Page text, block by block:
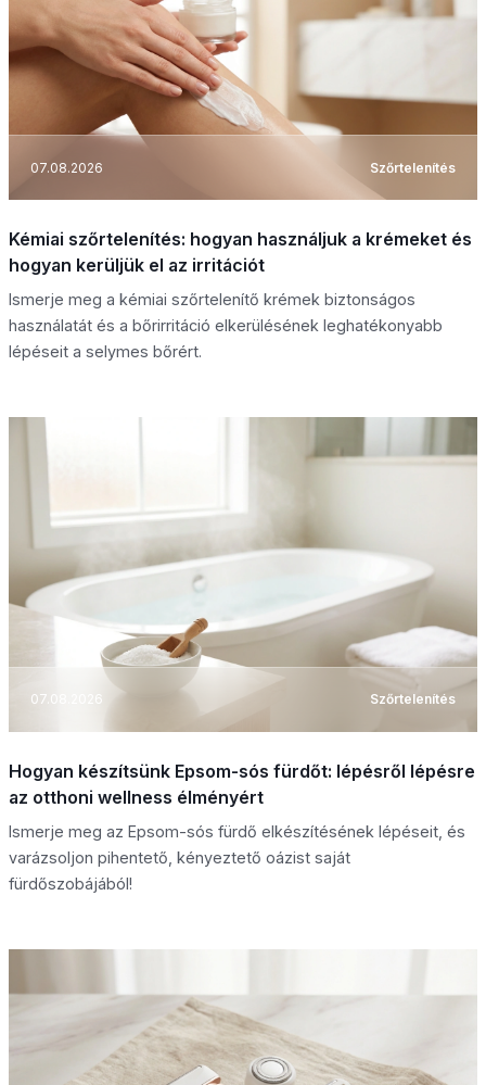
07.08.2026 Szőrtelenítés
Kémiai szőrtelenítés: hogyan használjuk a krémeket és
hogyan kerüljük el az irritációt
Ismerje meg a kémiai szőrtelenítő krémek biztonságos
használatát és a bőrirritáció elkerülésének leghatékonyabb
lépéseit a selymes bőrért.
07.08.2026 Szőrtelenítés
Hogyan készítsünk Epsom-sós fürdőt: lépésről lépésre
az otthoni wellness élményért
Ismerje meg az Epsom-sós fürdő elkészítésének lépéseit, és
varázsoljon pihentető, kényeztető oázist saját
fürdőszobájából!